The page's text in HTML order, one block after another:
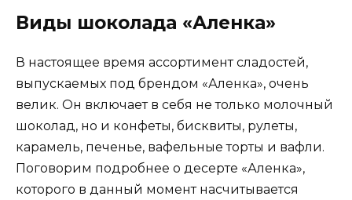
Виды шоколада «Аленка»
В настоящее время ассортимент сладостей,
выпускаемых под брендом «Аленка», очень
велик. Он включает в себя не только молочный
шоколад, но и конфеты, бисквиты, рулеты,
карамель, печенье, вафельные торты и вафли.
Поговорим подробнее о десерте «Аленка»,
которого в данный момент насчитывается